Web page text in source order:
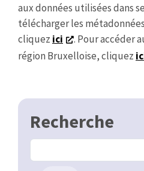
aux données utilisées dans
télécharger les
cliquez ici
. Pour accéder
région Bruxelloise, cliquez
Recherche